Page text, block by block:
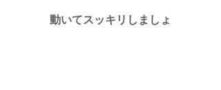
動いてスッキリしましょ